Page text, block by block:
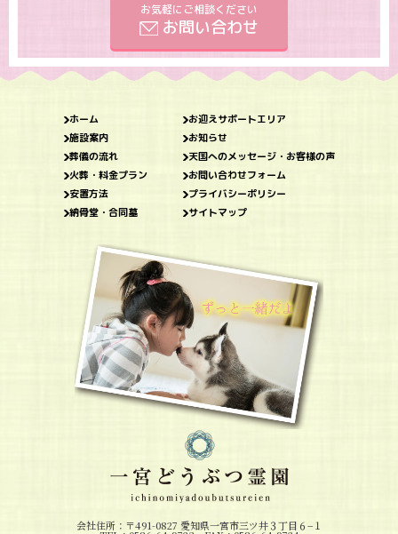
お気軽にご相談ください
お問い合わせ
会社住所：〒491-0827 愛知県一宮市三ツ井３丁目６−１
ホーム
施設案内
葬儀の流れ
火葬・料金プラン
安置方法
納骨堂・合同墓
お迎えサポートエリア
お知らせ
天国へのメッセージ・お客様の声
お問い合わせフォーム
プライバシーポリシー
サイトマップ